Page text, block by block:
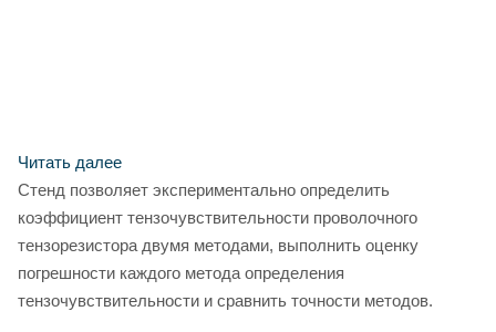
Читать далее
Стенд позволяет экспериментально определить
коэффициент тензочувствительности проволочного
тензорезистора двумя методами, выполнить оценку
погрешности каждого метода определения
тензочувствительности и сравнить точности методов.